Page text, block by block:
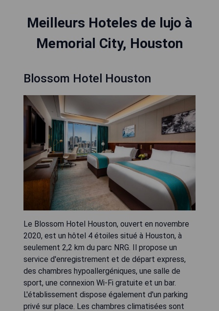
Meilleurs Hoteles de lujo à
Memorial City, Houston
Blossom Hotel Houston
Le Blossom Hotel Houston, ouvert en novembre
2020, est un hôtel 4 étoiles situé à Houston, à
seulement 2,2 km du parc NRG. Il propose un
service d'enregistrement et de départ express,
des chambres hypoallergéniques, une salle de
sport, une connexion Wi-Fi gratuite et un bar.
L'établissement dispose également d'un parking
privé sur place. Les chambres climatisées sont